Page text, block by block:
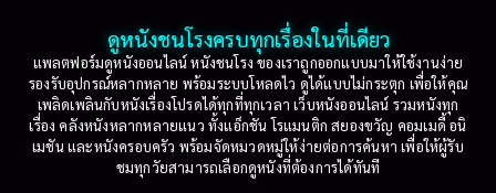
Based on Novel(16)
Betrayal(1)
Biography(3)
2001
2000
1999
1998
1997
1996
1995
1994
1993
1992
ดูหนังชนโรงครบทุกเรื่องในที่เดียว
แพลตฟอร์มดูหนังออนไลน์ หนังชนโรง ของเราถูกออกแบบมาให้ใช้งานง่าย
รองรับอุปกรณ์หลากหลาย พร้อมระบบโหลดไว ดูได้แบบไม่กระตุก เพื่อให้คุณ
เพลิดเพลินกับหนังเรื่องโปรดได้ทุกที่ทุกเวลา เว็บหนังออนไลน์ รวมหนังทุก
เรื่อง คลังหนังหลากหลายแนว ทั้งแอ็กชัน โรแมนติก สยองขวัญ คอมเมดี้ อนิ
เมชัน และหนังครอบครัว พร้อมจัดหมวดหมู่ให้ง่ายต่อการค้นหา เพื่อให้ผู้รับ
ชมทุกวัยสามารถเลือกดูหนังที่ต้องการได้ทันที